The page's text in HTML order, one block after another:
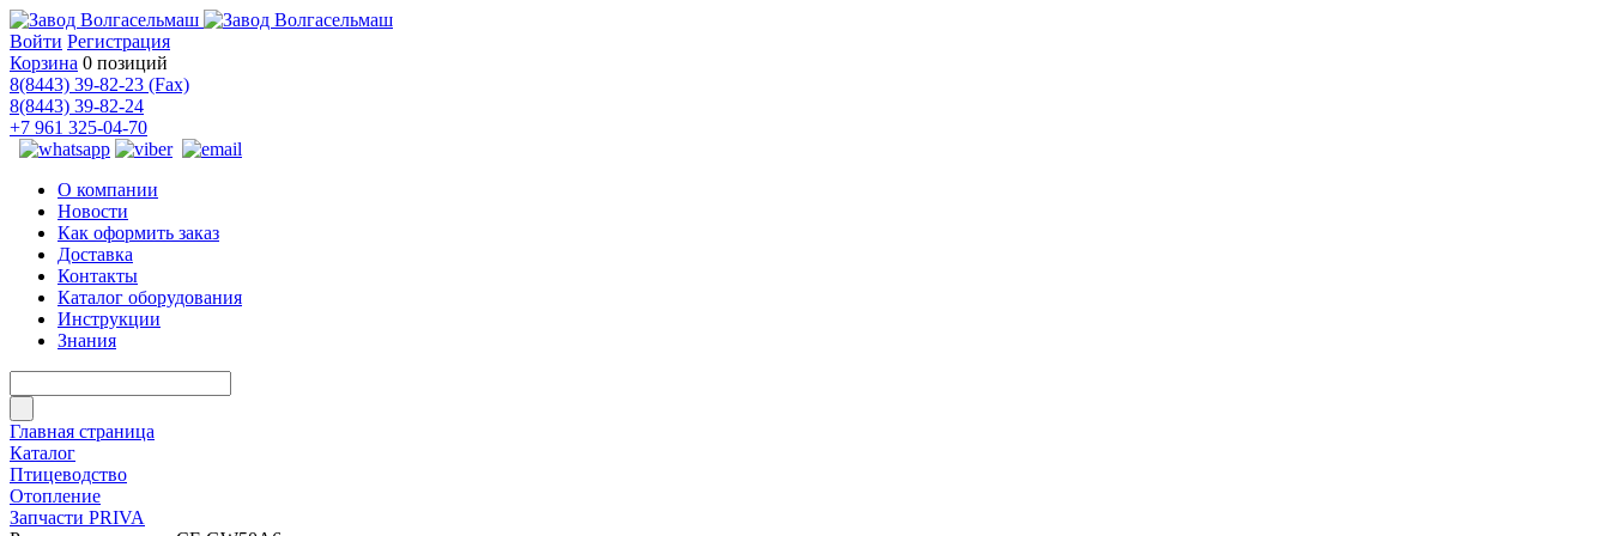
Войти Регистрация
Корзина 0 позиций
8(8443) 39-82-23 (Fax)
8(8443) 39-82-24
+7 961 325-04-70
О компании
Новости
Как оформить заказ
Доставка
Контакты
Каталог оборудования
Инструкции
Знания
Главная страница
Каталог
Птицеводство
Отопление
Запчасти PRIVA